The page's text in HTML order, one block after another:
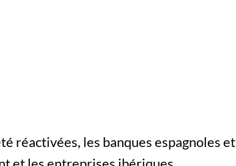
réactivées, les banques espagnoles et